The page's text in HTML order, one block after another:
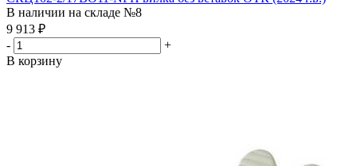
В наличии на складе №8
9 913 ₽
-
+
В корзину